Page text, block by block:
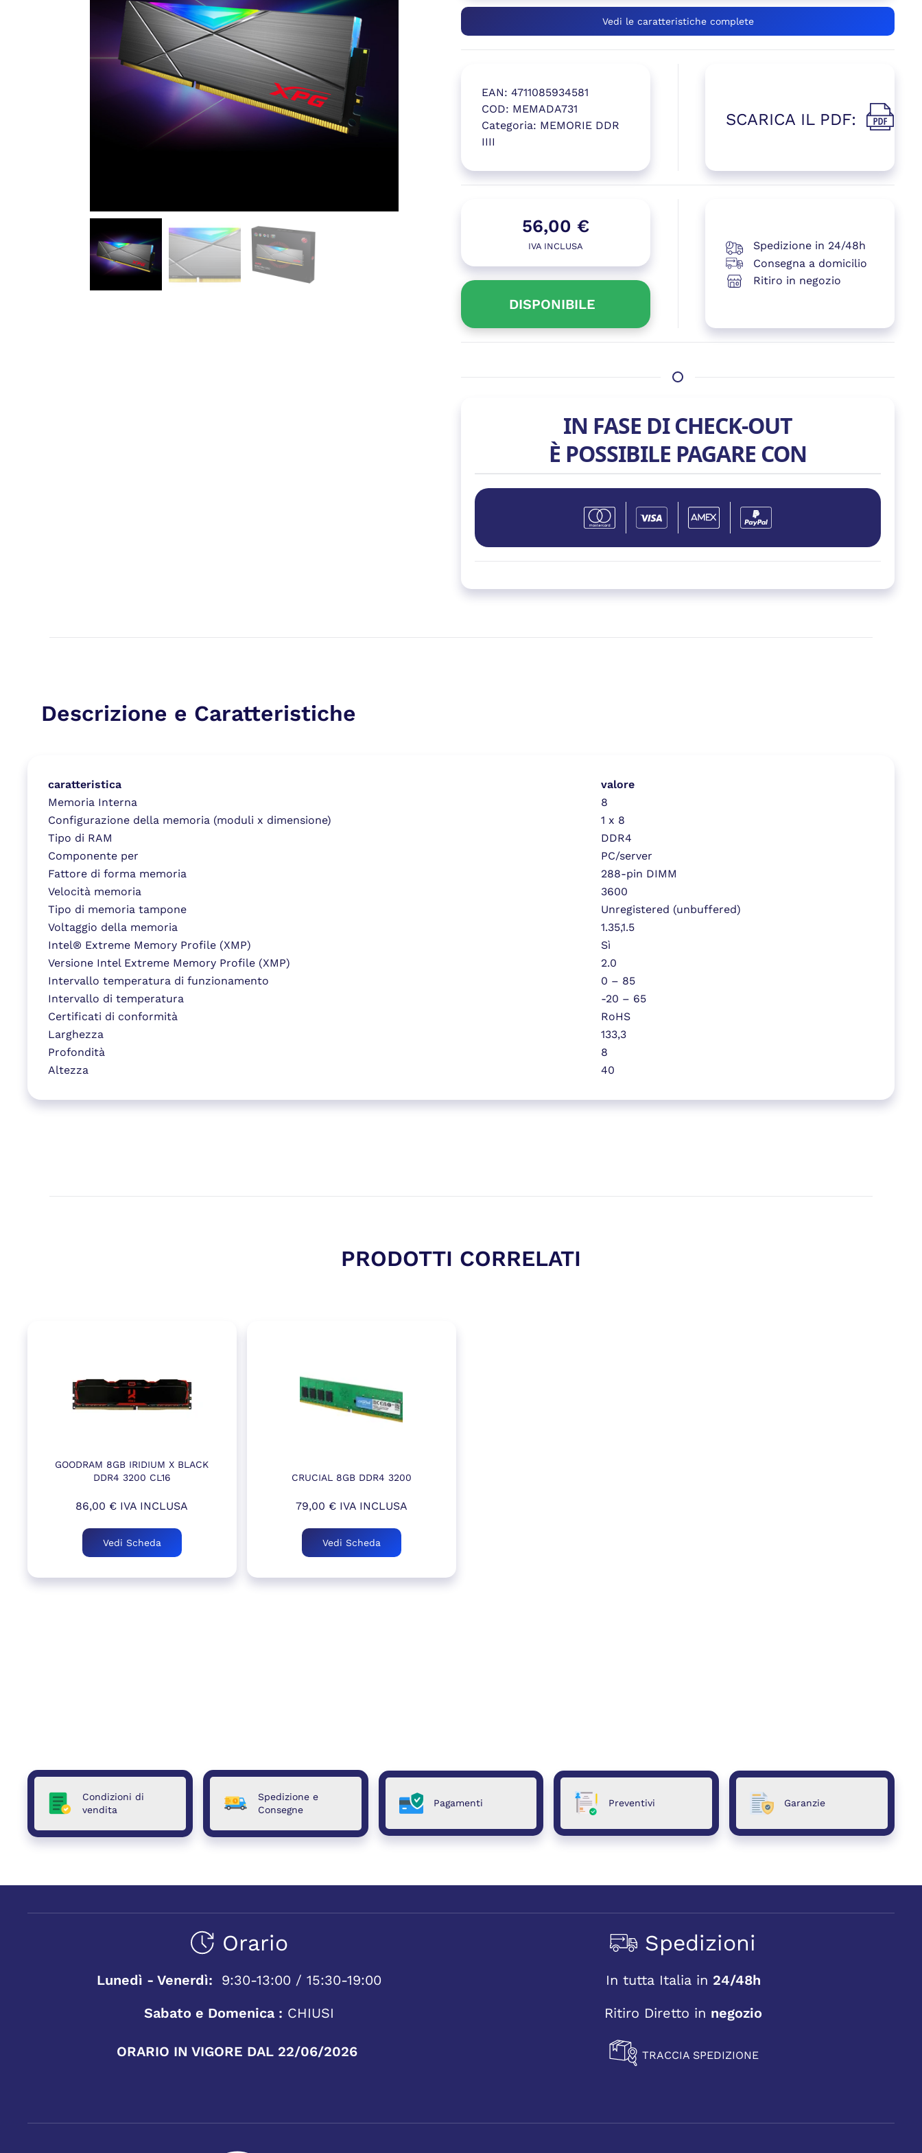
Vedi le caratteristiche complete
EAN: 4711085934581
COD: MEMADA731
Categoria: MEMORIE DDR
IIII
SCARICA IL PDF:
(si apre
56,00 €
IVA INCLUSA
DISPONIBILE
Spedizione in 24/48h
Consegna a domicilio
Ritiro in negozio
IN FASE DI CHECK-OUT
È POSSIBILE PAGARE CON
Descrizione e Caratteristiche
caratteristica
valore
Memoria Interna
8
Configurazione della memoria (moduli x dimensione)
1 x 8
Tipo di RAM
DDR4
Componente per
PC/server
Fattore di forma memoria
288-pin DIMM
Velocità memoria
3600
Tipo di memoria tampone
Unregistered (unbuffered)
Voltaggio della memoria
1.35,1.5
Intel® Extreme Memory Profile (XMP)
Sì
Versione Intel Extreme Memory Profile (XMP)
2.0
Intervallo temperatura di funzionamento
0 – 85
Intervallo di temperatura
-20 – 65
Certificati di conformità
RoHS
Larghezza
133,3
Profondità
8
Altezza
40
PRODOTTI CORRELATI
GOODRAM 8GB IRIDIUM X BLACK
DDR4 3200 CL16
86,00 € IVA INCLUSA
Vedi Scheda
CRUCIAL 8GB DDR4 3200
79,00 €IVA INCLUSA
Vedi Scheda
Condizioni di
vendita
Spedizione e
Consegne
Pagamenti Preventivi Garanzie
Orario
Lunedì - Venerdì:
9:30-13:00 / 15:30-19:00
Sabato e Domenica : CHIUSI
ORARIO IN VIGORE DAL 22/06/2026
Spedizioni
In tutta Italia in 24/48h
Ritiro Diretto in negozio
TRACCIA SPEDIZIONE